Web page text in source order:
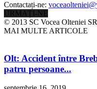
Contactați-ne:
URMAȚI-NE
© 2013 SC Vocea Olteniei
MAI MULTE ARTICOLE
Olt: Accident între
patru persoane...